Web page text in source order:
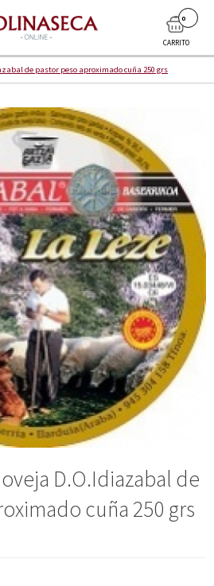
CARRITO
0
de pastor peso aproximado cuña 250 grs
oveja D.O.Idiazabal de
cuña 250 grs